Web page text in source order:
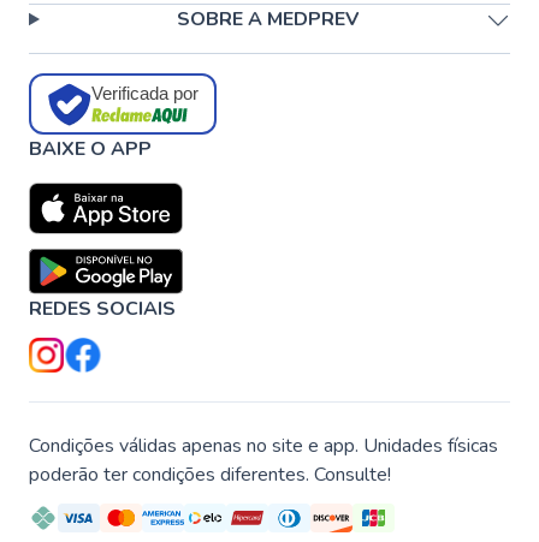
SOBRE A MEDPREV
Verificada por
BAIXE O APP
REDES SOCIAIS
Condições válidas apenas no site e app. Unidades físicas
poderão ter condições diferentes. Consulte!